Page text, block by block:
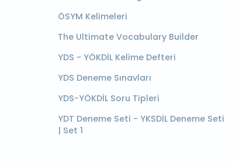
ÖSYM Kelimeleri
The Ultimate Vocabulary Builder
YDS - YÖKDİL Kelime Defteri
YDS Deneme Sınavları
YDS-YÖKDİL Soru Tipleri
YDT Deneme Seti - YKSDİL Deneme Seti
| Set 1